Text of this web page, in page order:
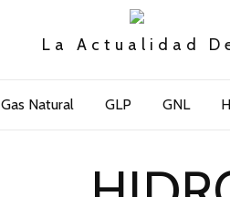
La Actualidad
Gas Natural GLP GNL